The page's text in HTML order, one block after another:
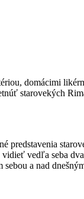
domácimi
starovekých
predstavenia
vedľa seba
a nad